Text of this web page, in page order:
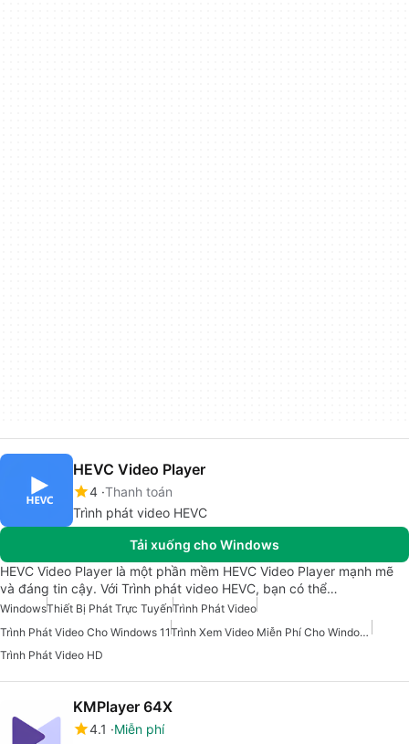
HEVC Video Player
4 Thanh toán
Trình phát video HEVC
Tải xuống cho Windows
HEVC Video Player là một phần mềm HEVC Video Player mạnh mẽ
và đáng tin cậy. Với Trình phát video HEVC, bạn có thể…
WindowsThiết Bị Phát Trực TuyếnTrình Phát Video
Trình Phát Video Cho Windows 11
Trình Xem Video Miễn Phí Cho Windows
Trình Phát Video HD
KMPlayer 64X
4.1
Miễn phí